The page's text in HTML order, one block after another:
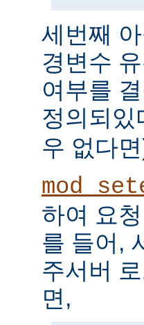
세번째
경변수
여부를
정의되있
우 없다
하여 요
를 들어,
주서버
면,